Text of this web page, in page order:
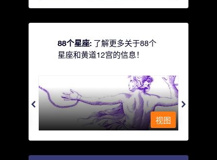
88个星座: 了解更多关于88个
星座和黄道12宫的信息！
Andromeda - 被铁链锁着的少女
视图